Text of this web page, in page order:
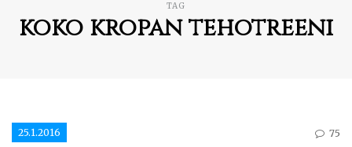
TAG
koko kropan tehotreeni
25.1.2016 75